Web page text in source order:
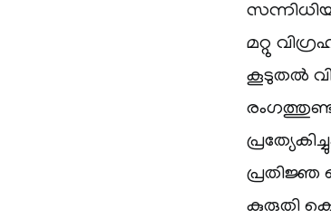
മറ്റു
കൂടുതല്‍
പ്രതിജ്ഞ
കുരുതി